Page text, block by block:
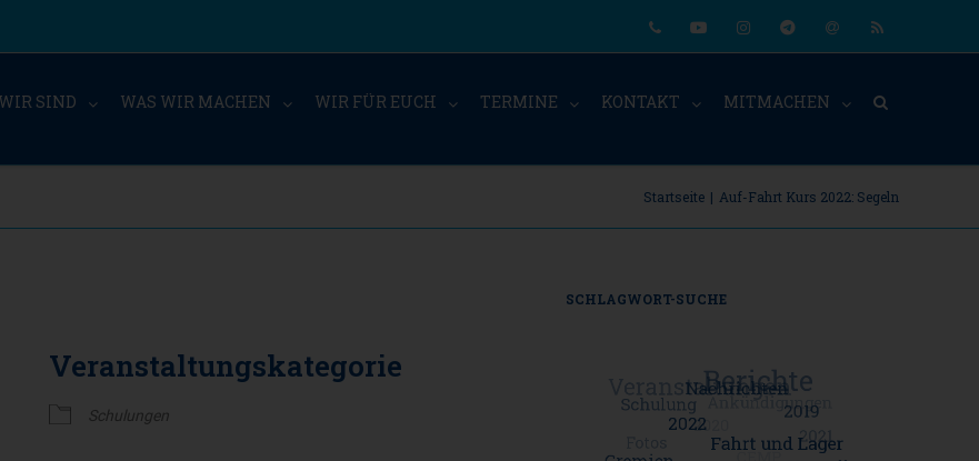
SIND WAS WIR MACHEN WIR FÜR EUCH TERMINE KONTAKT MITMACHEN
Startseite | Auf-Fahrt Kurs 2022: Segeln
Veranstaltungskategorie
Schulungen
SCHLAGWORT-SUCHE